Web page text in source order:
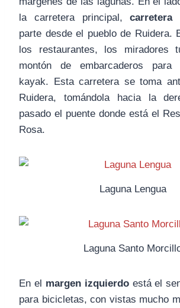
la carretera principal,carretera
parte desde el pueblo de Ruidera.
los restaurantes, los miradores
montón de embarcaderos para
kayak. Esta carretera se toma
Ruidera, tomándola hacia la
pasado el puente donde está el
Rosa.
Laguna Lengua
Laguna Santo
En el margen izquierdoestá el
para bicicletas, con vistas mucho